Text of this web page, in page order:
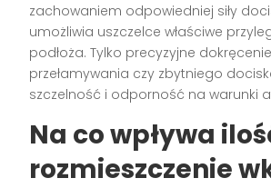
zachowaniem odpowiedniej siły
umożliwia uszczelce właściwe
podłoża. Tylko precyzyjne
przełamywania czy zbytniego
szczelność i odporność na warunki
Na co wpływa
rozmieszczenie